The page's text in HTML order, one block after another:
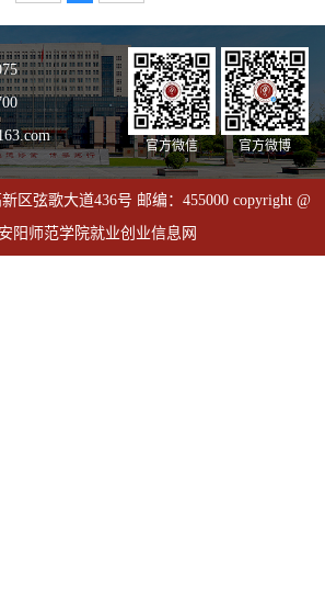
官方微信 官方微博
区弦歌大道436号 邮编：455000 copyright @
阳师范学院就业创业信息网